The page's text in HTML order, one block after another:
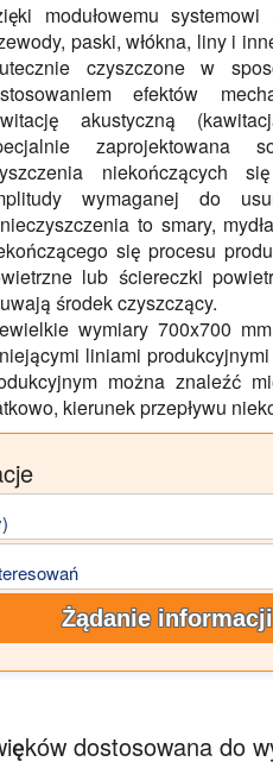
modułowemu
paski, włókna, liny i
czyszczone w
efektów
akustyczną
zaprojektowana
niekończących
wymaganej do
to smary,
się procesu
lub ściereczki
środek czyszczący.
wymiary 700x700
liniami
można znaleźć
kierunek przepływu
Żądanie informacji
dostosowana do